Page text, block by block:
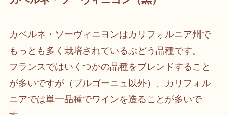
カベルネ・ソーヴィニヨンはカリフォルニア州で
もっとも多く栽培されているぶどう品種です。
フランスではいくつかの品種をブレンドすること
が多いですが（ブルゴーニュ以外）、カリフォル
ニアでは単一品種でワインを造ることが多いで